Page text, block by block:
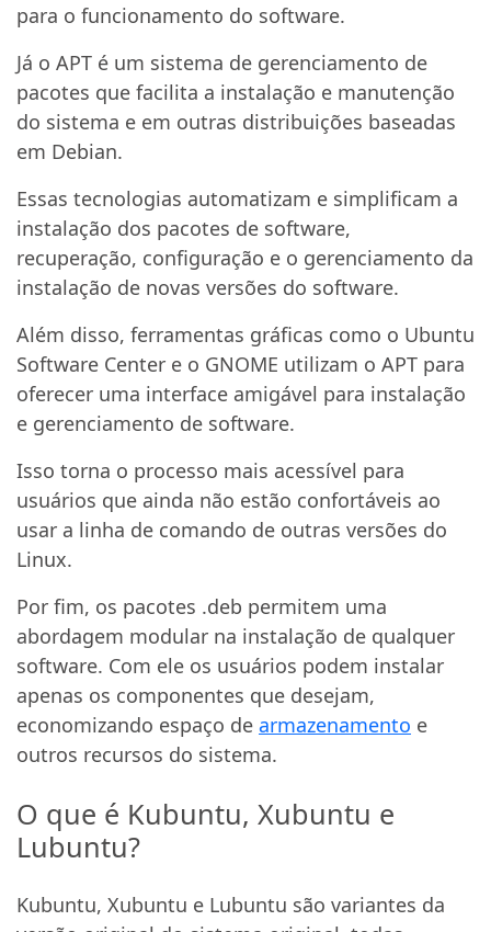
para o funcionamento do software.
Já o APT é um sistema de gerenciamento de
pacotes que facilita a instalação e manutenção
do sistema e em outras distribuições baseadas
em Debian.
Essas tecnologias automatizam e simplificam a
instalação dos pacotes de software,
recuperação, configuração e o gerenciamento da
instalação de novas versões do software.
Além disso, ferramentas gráficas como o Ubuntu
Software Center e o GNOME utilizam o APT para
oferecer uma interface amigável para instalação
e gerenciamento de software.
Isso torna o processo mais acessível para
usuários que ainda não estão confortáveis ao
usar a linha de comando de outras versões do
Linux.
Por fim, os pacotes .deb permitem uma
abordagem modular na instalação de qualquer
software. Com ele os usuários podem instalar
apenas os componentes que desejam,
economizando espaço de armazenamento e
outros recursos do sistema.
O que é Kubuntu, Xubuntu e
Lubuntu?
Kubuntu, Xubuntu e Lubuntu são variantes da